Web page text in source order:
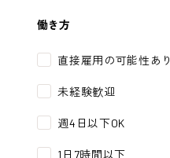
働き方
直接雇用の可能性あり
未経験歓迎
週4日以下OK
1日7時間以下